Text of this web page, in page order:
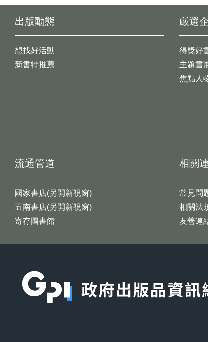
出版動態
想找好活動
新書特推薦
嚴選
得獎好
主題書
焦點人
流通管道
國家書店(另開新視窗)
五南書店(另開新視窗)
寄存圖書館
相關
常見問
相關法
友善連